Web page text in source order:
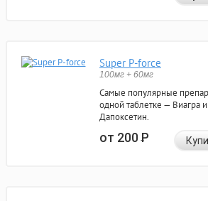
Super P-force
100мг + 60мг
Самые популярные
одной таблетке — Виагра и
Дапоксетин.
от 200Р